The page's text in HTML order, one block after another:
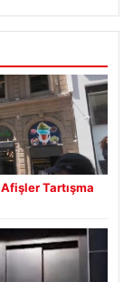
Tartışma